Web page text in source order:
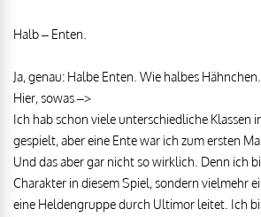
Halb – Enten.
Ja, genau: Halbe Enten. Wie halbes
Hier, sowas –>
Ich hab schon viele unterschiedliche Klassen
gespielt, aber eine Ente war ich zum ersten
Und das aber gar nicht so wirklich. Denn ich
Charakter in diesem Spiel, sondern vielmehr
eine Heldengruppe durch Ultimor leitet. Ich